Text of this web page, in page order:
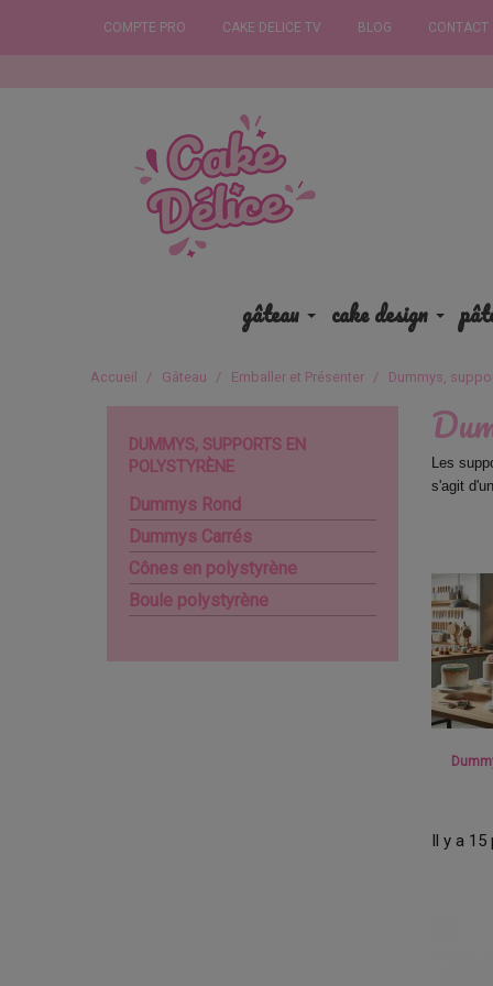
COMPTE PRO CAKE DELICE TV BLOG CONTACT
gâteau cake design
Accueil Gâteau Emballer et Présenter Dummys,
DUMMYS, SUPPORTS EN
POLYSTYRÈNE
Dummys Rond
Dummys Carrés
Cônes en polystyrène
Boule polystyrène
Les
s'agit
Il y a 15